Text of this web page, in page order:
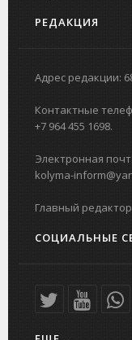
РЕДАКЦИЯ
Адрес редакции:
Контактные
+7 964 455 1698.
Электронная
kolyma-
Главный
СОЦИАЛЬНЫЕ